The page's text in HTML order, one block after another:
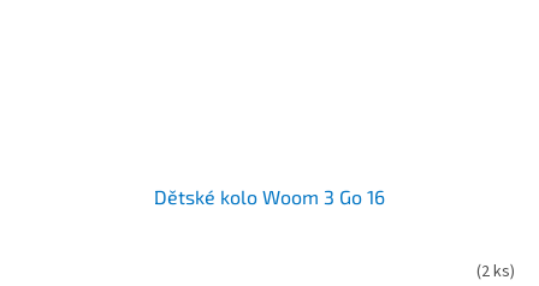
Dětské kolo Woom 3 Go 16
(2 ks)